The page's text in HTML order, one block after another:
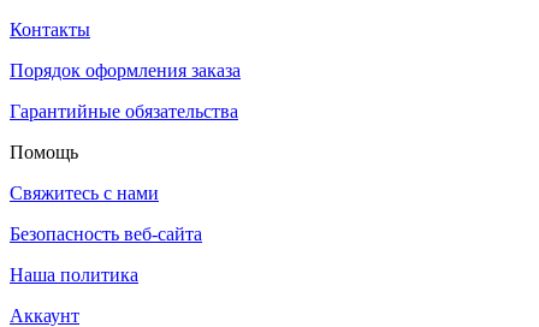
Контакты
Порядок оформления заказа
Гарантийные обязательства
Помощь
Свяжитесь с нами
Безопасность веб-сайта
Наша политика
Аккаунт